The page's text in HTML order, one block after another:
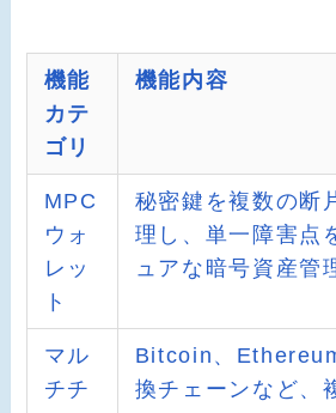
機能
カテ
ゴリ
機能内容
MPC
ウォ
レッ
ト
秘密鍵を複数の断
理し、単一障害点
ュアな暗号資産管
マル
チチ
Bitcoin、
換チェーンなど、